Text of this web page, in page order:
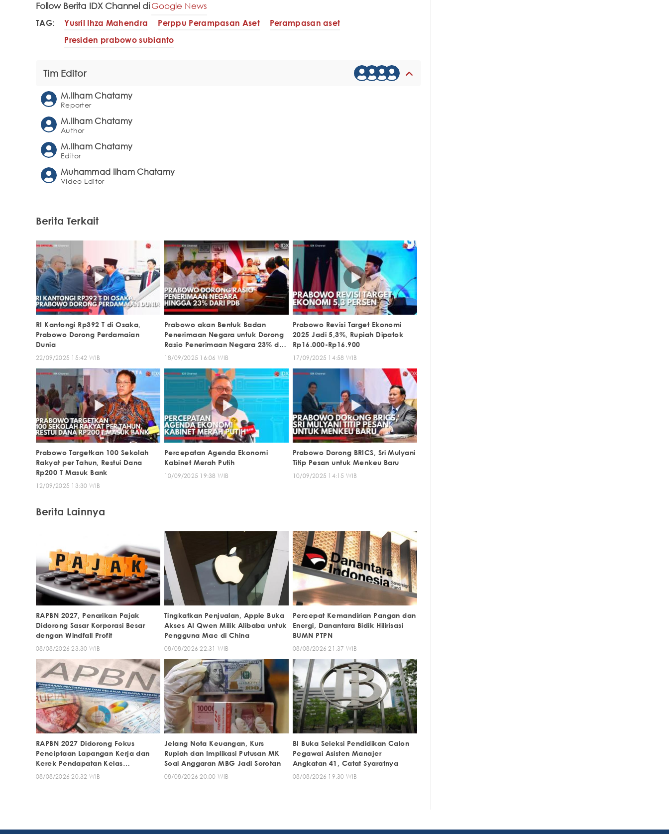
Follow Berita IDX Channel diGoogle News
TAG: Yusril Ihza Mahendra Perppu Perampasan Aset
Perampasan aset
Presiden prabowo subianto
Tim Editor
M.Ilham Chatamy
Reporter
M.Ilham Chatamy
Author
M.Ilham Chatamy
Editor
Muhammad Ilham Chatamy
Video Editor
Berita Terkait
RI Kantongi Rp392 T di Osaka,
Prabowo Dorong Perdamaian
Dunia
22/09/2025 15:42 WIB
Prabowo akan Bentuk Badan
Penerimaan Negara untuk Dorong
Rasio Penerimaan Negara 23% dari
PDB
18/09/2025 16:06 WIB
Prabowo Revisi Target Ekonomi
2025 Jadi 5,3%, Rupiah Dipatok
Rp16.000-Rp16.900
17/09/2025 14:58 WIB
Prabowo Targetkan 100 Sekolah
Rakyat per Tahun, Restui Dana
Rp200 T Masuk Bank
12/09/2025 13:30 WIB
Percepatan Agenda Ekonomi
Kabinet Merah Putih
10/09/2025 19:38 WIB
Prabowo Dorong BRICS, Sri Mulyani
Titip Pesan untuk Menkeu Baru
10/09/2025 14:15 WIB
Berita Lainnya
RAPBN 2027, Penarikan Pajak
Didorong Sasar Korporasi Besar
dengan Windfall Profit
08/08/2026 23:30 WIB
Tingkatkan Penjualan, Apple Buka
Akses AI Qwen Milik Alibaba untuk
Pengguna Mac di China
08/08/2026 22:31 WIB
Percepat Kemandirian Pangan dan
Energi, Danantara Bidik Hilirisasi
BUMN PTPN
08/08/2026 21:37 WIB
RAPBN 2027 Didorong Fokus
Penciptaan Lapangan Kerja dan
Kerek Pendapatan Kelas
Menengah
08/08/2026 20:32 WIB
Jelang Nota Keuangan, Kurs
Rupiah dan Implikasi Putusan MK
Soal Anggaran MBG Jadi Sorotan
08/08/2026 20:00 WIB
BI Buka Seleksi Pendidikan Calon
Pegawai Asisten Manajer
Angkatan 41, Catat Syaratnya
08/08/2026 19:30 WIB